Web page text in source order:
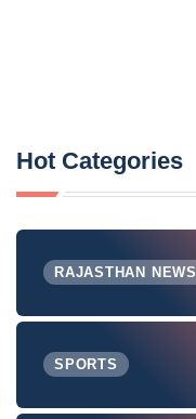
Hot Categories
RAJASTHAN NEWS
SPORTS